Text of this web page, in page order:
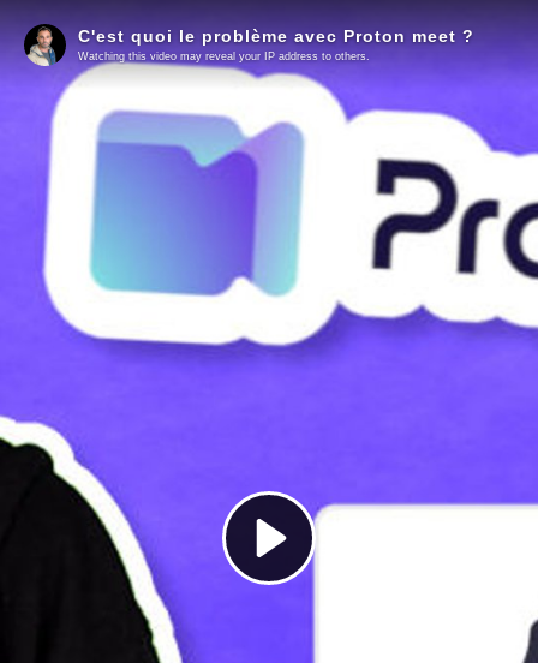
Play
C'est quoi le problème avec Proton meet ?
Watching this video may reveal your IP address to others.